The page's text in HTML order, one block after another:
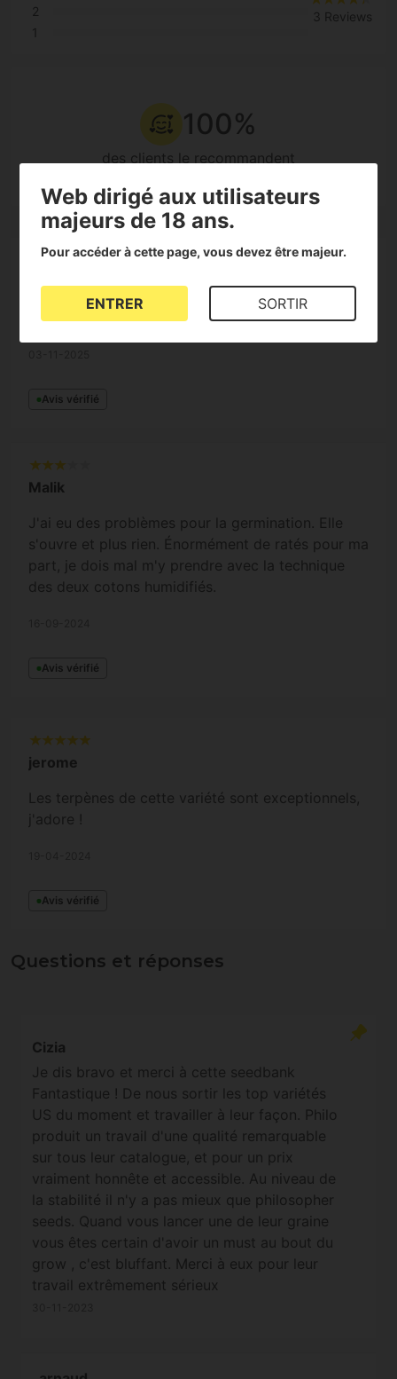
2
1
3 Reviews
100%
des clients le recommandent
Khalid
Super
Avis vérifié
Malik
J'ai eu des problèmes pour la germination. Elle
s'ouvre et plus rien. Énormément de ratés pour ma
part, je dois mal m'y prendre avec la technique
des deux cotons humidifiés.
Avis vérifié
jerome
Les terpènes de cette variété sont exceptionnels,
j'adore !
Avis vérifié
Questions et réponses
Cizia
Je dis bravo et merci à cette seedbank
Fantastique ! De nous sortir les top variétés
US du moment et travailler à leur façon. Philo
produit un travail d'une qualité remarquable
sur tous leur catalogue, et pour un prix
vraiment honnête et accessible. Au niveau de
la stabilité il n'y a pas mieux que philosopher
seeds. Quand vous lancer une de leur graine
vous êtes certain d'avoir un must au bout du
grow , c'est bluffant. Merci à eux pour leur
travail extrêmement sérieux
Web dirigé aux utilisateurs
majeurs de 18 ans.
Pour accéder à cette page, vous devez être majeur.
ENTRER SORTIR